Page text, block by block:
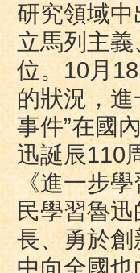
研究領域
立馬列主
位。10月
的狀況，進
事件”在國
迅誕辰110
《進一步
民學習魯
長、勇於
中向全國也